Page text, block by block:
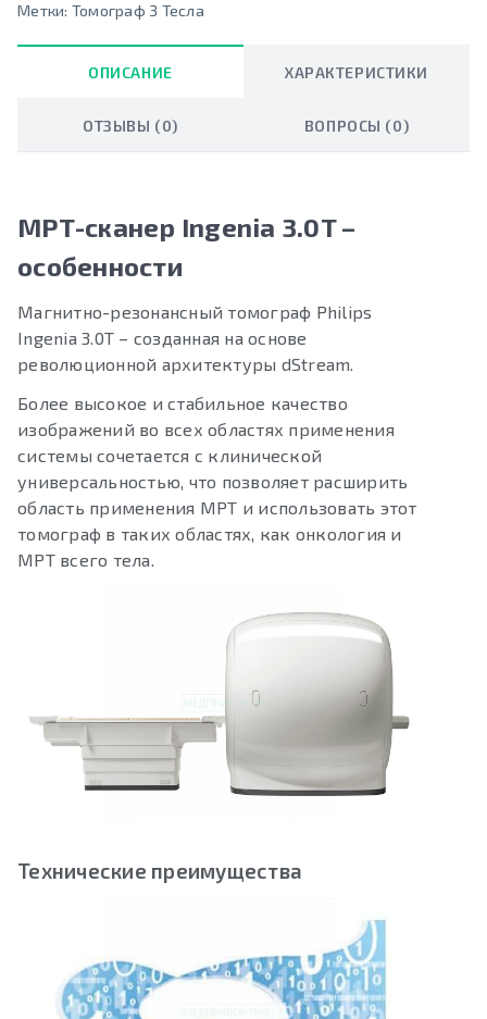
Метки: Томограф 3 Тесла
ОПИСАНИЕ ХАРАКТЕРИСТИКИ
ОТЗЫВЫ (0) ВОПРОСЫ (0)
МРТ-сканер Ingenia 3.0T –
особенности
Магнитно-резонансный томограф Philips
Ingenia 3.0T – созданная на основе
революционной архитектуры dStream.
Более высокое и стабильное качество
изображений во всех областях применения
системы сочетается с клинической
универсальностью, что позволяет расширить
область применения МРТ и использовать этот
томограф в таких областях, как онкология и
МРТ всего тела.
Технические преимущества